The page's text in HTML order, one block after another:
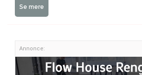
Se mere
Annonce: